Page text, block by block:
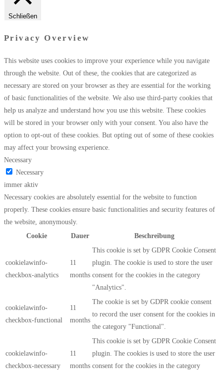
Schließen
Privacy Overview
This website uses cookies to improve your experience while you navigate
through the website. Out of these, the cookies that are categorized as
necessary are stored on your browser as they are essential for the working
of basic functionalities of the website. We also use third-party cookies that
help us analyze and understand how you use this website. These cookies
will be stored in your browser only with your consent. You also have the
option to opt-out of these cookies. But opting out of some of these cookies
may affect your browsing experience.
Necessary
Necessary
immer aktiv
Necessary cookies are absolutely essential for the website to function
properly. These cookies ensure basic functionalities and security features of
the website, anonymously.
Cookie
Dauer Beschreibung
cookielawinfo-
checkbox-analytics
11
months
This cookie is set by GDPR Cookie Consent
plugin. The cookie is used to store the user
consent for the cookies in the category
"Analytics".
cookielawinfo-
checkbox-functional
11
months
The cookie is set by GDPR cookie consent
to record the user consent for the cookies in
the category "Functional".
cookielawinfo-
checkbox-necessary
11
months
This cookie is set by GDPR Cookie Consent
plugin. The cookies is used to store the user
consent for the cookies in the category